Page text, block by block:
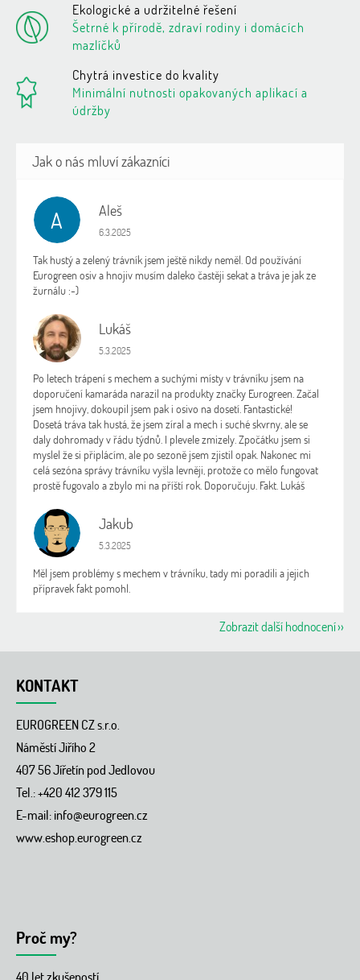
Ekologické a udržitelné řešení
Šetrné k přírodě, zdraví rodiny i domácích
mazlíčků
Chytrá investice do kvality
Minimální nutnosti opakovaných aplikací a
údržby
A Aleš
Hodnocení obchodu je 5 z 5 hvězdiček.
6.3.2025
Tak hustý a zelený trávník jsem ještě nikdy neměl. Od používání
Eurogreen osiv a hnojiv musím daleko častěji sekat a tráva je jak ze
žurnálu :-)
L Lukáš
Hodnocení obchodu je 5 z 5 hvězdiček.
5.3.2025
Po letech trápení s mechem a suchými místy v trávníku jsem na
doporučení kamaráda narazil na produkty značky Eurogreen. Začal
jsem hnojivy, dokoupil jsem pak i osivo na dosetí. Fantastické!
Dosetá tráva tak hustá, že jsem zíral a mech i suché skvrny, ale se
daly dohromady v řádu týdnů. I plevele zmizely. Zpočátku jsem si
myslel že si připlácím, ale po sezoně jsem zjistil opak. Nakonec mi
celá sezóna správy trávníku vyšla levněji, protože co mělo fungovat
prostě fugovalo a zbylo mi na příští rok. Doporučuju. Fakt. Lukáš
J Jakub
Hodnocení obchodu je 5 z 5 hvězdiček.
5.3.2025
Měl jsem problémy s mechem v trávníku, tady mi poradili a jejich
přípravek fakt pomohl.
Zobrazit další hodnocení
KONTAKT
EUROGREEN CZ s.r.o.
Náměstí Jiřího 2
407 56 Jířetín pod Jedlovou
Tel.: +420 412 379 115
E-mail:info@eurogreen.cz
www.eshop.eurogreen.cz
Proč my?
40 let zkušeností